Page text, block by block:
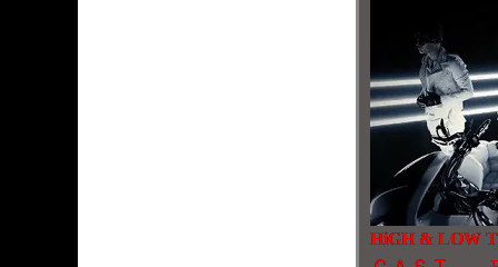
HiGH & LOW